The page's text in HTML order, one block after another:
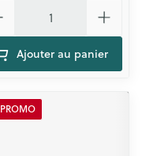
Ajouter au panier
PROMO